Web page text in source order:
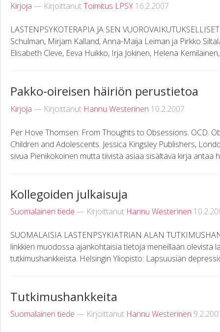
Kirjoja — KirjoittanutToimitus LPSY 16.2.2007
LASTENPSYKOTERAPIA JA SEN
Schulman, Mirjam Kalland, Anna-Maija Leiman ja Pirkko
Elisabeth Cleve, Eeva Huikko, Irja Jokinen, Helena
Pakko-oireisen häiriön perustietoa
Kirjoja — Kirjoittanut Hannu Westerinen 10.2.2007
Per Hove Thomsen: From Thoughts to Obsessions. OCD.
Children and Adolescents. Jessica Kingsley Publishers,
sivua Pienikokoinen mutta tiivistä asiaa sisältävä kirja antaa
Kollegoiden julkaisuja
Suomalainen tiede — Kirjoittanut Hannu Westerinen
SUOMALAISIA LASTENPSYKIATRIAN ALAN
linkkien muodossa ajankohtaisia tietoja meneillään olevista
tutkimushankkeista. Helsingin Yliopisto: Lapsuusiän
Tutkimushankkeita
Suomalainen tiede — Kirjoittanut Hannu Westerinen